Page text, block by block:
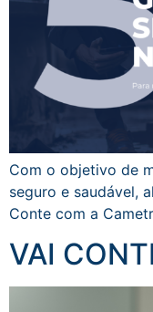
Com o objetivo de
seguro e saudável,
Conte com a
VAI